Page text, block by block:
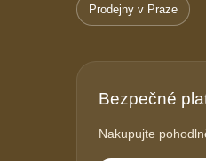
Prodejny v Praze
Bezpečné
Nakupujte